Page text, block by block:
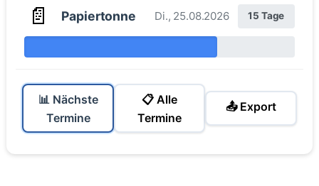
📄 Papiertonne Di., 25.08.2026 15 Tage
📊 Nächste
Termine
📋 Alle
Termine
📤 Export